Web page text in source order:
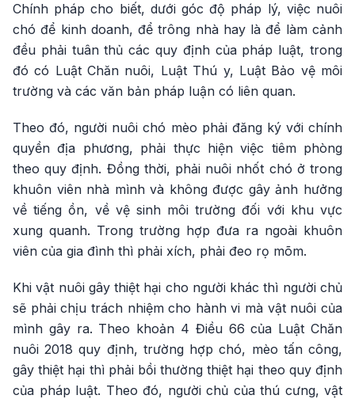
Chính pháp cho biết, dưới góc độ pháp lý, việc nuôi
chó để kinh doanh, để trông nhà hay là để làm cảnh
đều phải tuân thủ các quy định của pháp luật, trong
đó có Luật Chăn nuôi, Luật Thú y, Luật Bảo vệ môi
trường và các văn bản pháp luận có liên quan.
Theo đó, người nuôi chó mèo phải đăng ký với chính
quyền địa phương, phải thực hiện việc tiêm phòng
theo quy định. Đồng thời, phải nuôi nhốt chó ở trong
khuôn viên nhà mình và không được gây ảnh hưởng
về tiếng ồn, về vệ sinh môi trường đối với khu vực
xung quanh. Trong trường hợp đưa ra ngoài khuôn
viên của gia đình thì phải xích, phải đeo rọ mõm.
Khi vật nuôi gây thiệt hại cho người khác thì người chủ
sẽ phải chịu trách nhiệm cho hành vi mà vật nuôi của
mình gây ra. Theo khoản 4 Điều 66 của Luật Chăn
nuôi 2018 quy định, trường hợp chó, mèo tấn công,
gây thiệt hại thì phải bồi thường thiệt hại theo quy định
của pháp luật. Theo đó, người chủ của thú cưng, vật